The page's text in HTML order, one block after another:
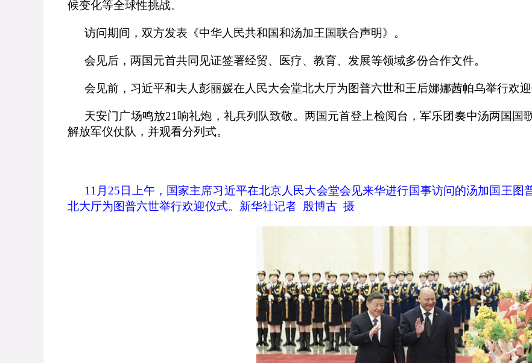
候变化等全球性挑战。
访问期间，双方发表《中华人民共和国和汤加王国联合声明》。
会见后，两国元首共同见证签署经贸、医疗、教育、发展等领域多份合作文件。
会见前，习近平和夫人彭丽媛在人民大会堂北大厅为图普六世和王后娜娜茜帕乌举行欢迎
天安门广场鸣放21 响礼炮，礼兵列队致敬。两国元首登上检阅台，军乐团奏中汤两国国
解放军仪仗队，并观看分列式。
11 月 25 日上午，国家主席习近平在北京人民大会堂会见来华进行国事访问的汤加国王图
北大厅为图普六世举行欢迎仪式。新华社记者 殷博古 摄